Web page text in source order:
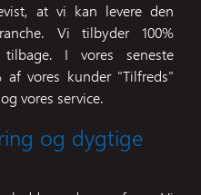
at vi kan levere den
Vi tilbyder 100%
I vores seneste
af vores kunder "Tilfreds"
vores service.
og dygtige